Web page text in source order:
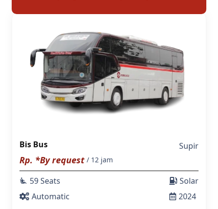
Bis Bus Supir
Rp. *By request / 12 jam
airline_seat_recline_extra 59 Seats
Automatic
Solar
2024